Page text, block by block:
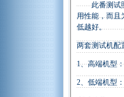
此番测试照
用性能，而且
低越好。
两套测试机配
1、高端机型
2、低端机型